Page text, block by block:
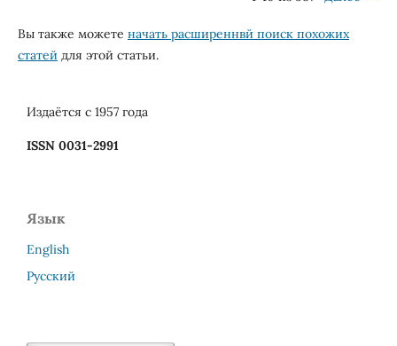
Вы также можете начать расширеннвй поиск похожих
статей для этой статьи.
Издаётся с 1957 года
ISSN 0031-2991
Язык
English
Русский